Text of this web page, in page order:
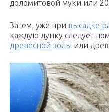
доломитовой муки или
Затем, уже при высадке
каждую лунку следует
древесной золы или